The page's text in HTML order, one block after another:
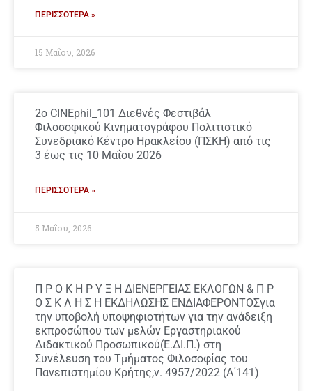
ΠΕΡΙΣΣΌΤΕΡΑ »
15 Μαΐου, 2026
2ο CINEphil_101 Διεθνές Φεστιβάλ
Φιλοσοφικού Κινηματογράφου Πολιτιστικό
Συνεδριακό Κέντρο Ηρακλείου (ΠΣΚΗ) από τις
3 έως τις 10 Μαΐου 2026
ΠΕΡΙΣΣΌΤΕΡΑ »
5 Μαΐου, 2026
Π Ρ Ο Κ Η Ρ Υ Ξ Η ΔΙΕΝΕΡΓΕΙΑΣ ΕΚΛΟΓΩΝ & Π Ρ
Ο Σ Κ Λ Η Σ Η ΕΚΔΗΛΩΣΗΣ ΕΝΔΙΑΦΕΡΟΝΤΟΣγια
την υποβολή υποψηφιοτήτων για την ανάδειξη
εκπροσώπου των μελών Εργαστηριακού
Διδακτικού Προσωπικού(Ε.ΔΙ.Π.) στη
Συνέλευση του Τμήματος Φιλοσοφίας του
Πανεπιστημίου Κρήτης,ν. 4957/2022 (Α΄141)